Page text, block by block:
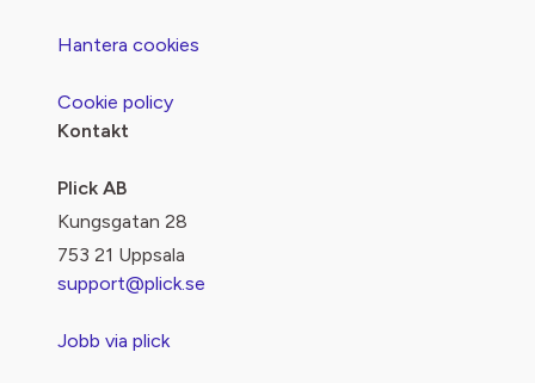
Hantera cookies
Cookie policy
Kontakt
Plick AB
Kungsgatan 28
753 21 Uppsala
support@plick.se
Jobb via plick